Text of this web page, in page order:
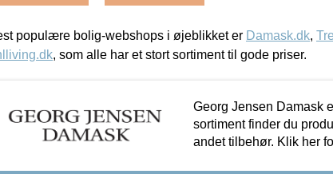
populære bolig-webshops i øjeblikket er Damask.dk,
, som alle har et stort sortiment til gode priser.
Georg Jensen Damask
sortiment finder du
andet tilbehør. Klik her